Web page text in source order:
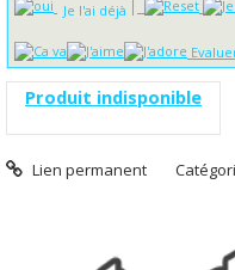
Je l'ai déjà
Produit indisponible
Lien permanent